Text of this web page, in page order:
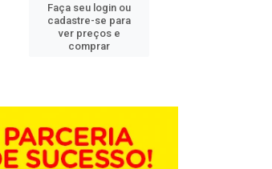
Faça seu login ou
cadastre-se para
ver preços e
comprar